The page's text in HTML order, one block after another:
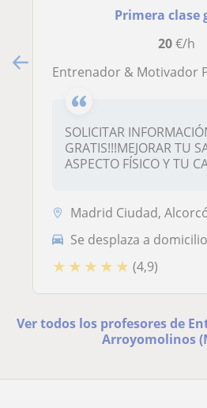
Primera clase
20€/h
Entrenador & Motivador Personal
SOLICITAR
GRATIS!!!MEJORAR TU
ASPECTO FÍSICO Y TU
Madrid Ciudad, Alcorcón, Arroyomolinos
Se desplaza a domicilio
★ ★ ★ ★ ★ (4,9)
Ver todos los profesores de
Arroyomolinos